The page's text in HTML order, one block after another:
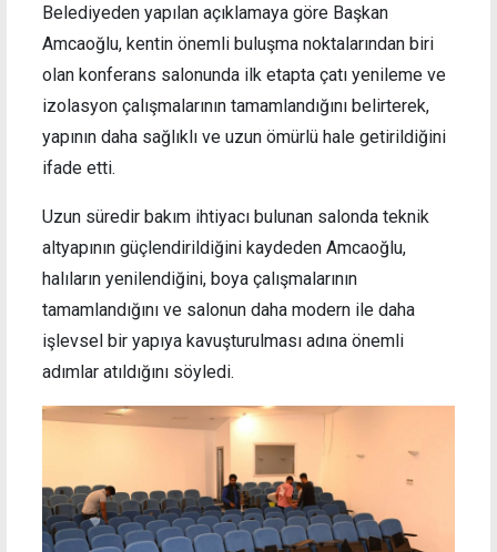
Belediyeden yapılan açıklamaya göre Başkan
Amcaoğlu, kentin önemli buluşma noktalarından biri
olan konferans salonunda ilk etapta çatı yenileme ve
izolasyon çalışmalarının tamamlandığını belirterek,
yapının daha sağlıklı ve uzun ömürlü hale getirildiğini
ifade etti.
Uzun süredir bakım ihtiyacı bulunan salonda teknik
altyapının güçlendirildiğini kaydeden Amcaoğlu,
halıların yenilendiğini, boya çalışmalarının
tamamlandığını ve salonun daha modern ile daha
işlevsel bir yapıya kavuşturulması adına önemli
adımlar atıldığını söyledi.